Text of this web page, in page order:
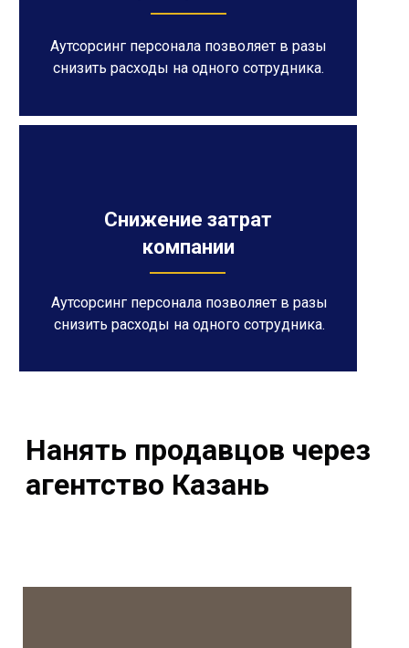
Снижение затрат
компании
Аутсорсинг персонала позволяет в разы
снизить расходы на одного сотрудника.
Аутсорсинг персонала позволяет в разы
снизить расходы на одного сотрудника.
Нанять продавцов через
агентство Казань